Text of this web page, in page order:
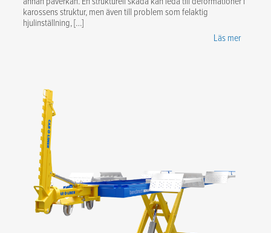
karossens struktur, men även till problem som felaktig
hjulinställning, […]
Läs mer